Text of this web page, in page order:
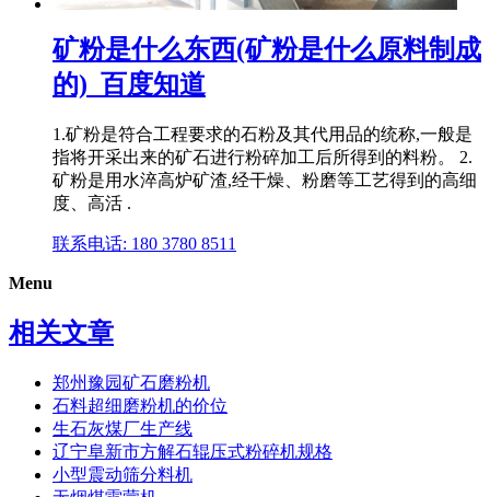
矿粉是什么东西(矿粉是什么原料制成
的)_百度知道
1.矿粉是符合工程要求的石粉及其代用品的统称,一般是
指将开采出来的矿石进行粉碎加工后所得到的料粉。 2.
矿粉是用水淬高炉矿渣,经干燥、粉磨等工艺得到的高细
度、高活 .
联系电话: 180 3780 8511
Menu
相关文章
郑州豫园矿石磨粉机
石料超细磨粉机的价位
生石灰煤厂生产线
辽宁阜新市方解石辊压式粉碎机规格
小型震动筛分料机